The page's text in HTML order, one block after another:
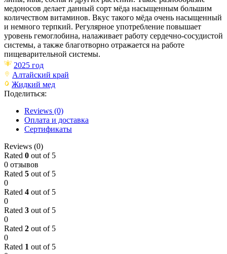
медоносов делает данный сорт мёда насыщенным большим
количеством витаминов. Вкус такого мёда очень насыщенный
и немного терпкий. Регулярное употребление повышает
уровень гемоглобина, налаживает работу сердечно-сосудистой
системы, а также благотворно отражается на работе
пищеварительной системы.
2025 год
Алтайский край
Жидкий мед
Поделиться:
Reviews (0)
Оплата и доставка
Сертификаты
Reviews (0)
Rated 0 out of 5
0 отзывов
Rated 5 out of 5
0
Rated 4 out of 5
0
Rated 3 out of 5
0
Rated 2 out of 5
0
Rated 1 out of 5